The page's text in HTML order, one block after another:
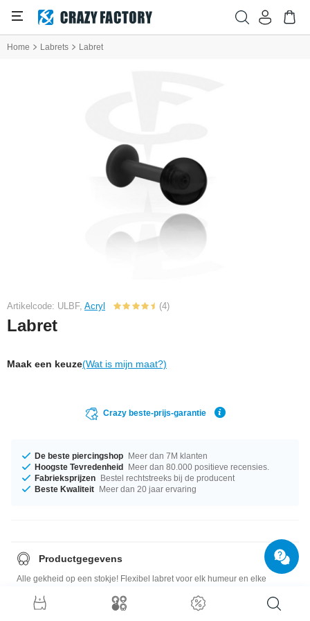
Home Labrets Labret
Artikelcode: ULBF, Acryl (4)
Labret
Maak een keuze(Wat is mijn maat?)
Crazy beste-prijs-garantie
De beste piercingshop Meer dan 7M klanten
Hoogste Tevredenheid Meer dan 80.000 positieve recensies.
Fabrieksprijzen Bestel rechtstreeks bij de producent
Beste Kwaliteit Meer dan 20 jaar ervaring
Productgegevens
Alle gekheid op een stokje! Flexibel labret voor elk humeur en elke
piercing-collectie!